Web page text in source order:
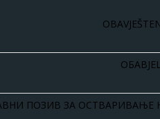
ПОЗИВ ЗА ОСТВАРИВАЊЕ